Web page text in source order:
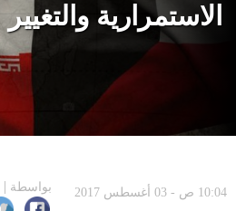
الاستمرارية والتغيير
10:04 ص - 03 أغسطس 2017 بواسطة